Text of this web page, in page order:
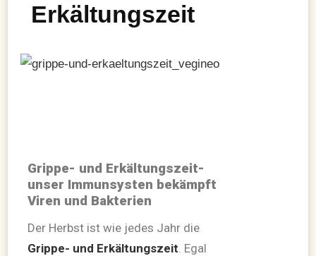
Erkältungszeit
Grippe- und Erkältungszeit-
unser Immunsysten bekämpft
Viren und Bakterien
Der Herbst ist wie jedes Jahr die
Grippe- und Erkältungszeit . Egal